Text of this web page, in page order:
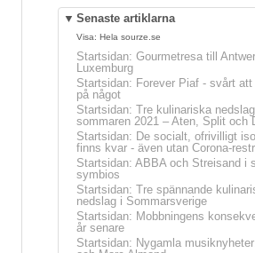
▼ Senaste artiklarna
Visa: Hela sourze.se
Startsidan: Gourmetresa till
Luxemburg
Startsidan: Forever Piaf - svårt
på något
Startsidan: Tre kulinariska nedslag
sommaren 2021 – Aten, Split och
Startsidan: De socialt, ofrivilligt
finns kvar - även utan Corona-
Startsidan: ABBA och Streisand i
symbios
Startsidan: Tre spännande
nedslag i Sommarsverige
Startsidan: Mobbningens
år senare
Startsidan: Nygamla